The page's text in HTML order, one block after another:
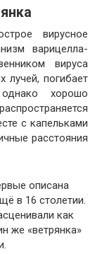
вирусное
варицелла-
вируса
лучей, погибает
хорошо
с капельками
расстояния
описана
в 16 столетии.
как
же «ветрянка»